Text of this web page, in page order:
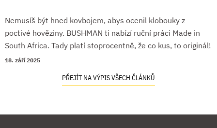
Nemusíš být hned kovbojem, abys ocenil klobouky z
poctivé hověziny. BUSHMAN ti nabízí ruční práci Made in
South Africa. Tady platí stoprocentně, že co kus, to originál!
18. září 2025
PŘEJÍT NA VÝPIS VŠECH ČLÁNKŮ